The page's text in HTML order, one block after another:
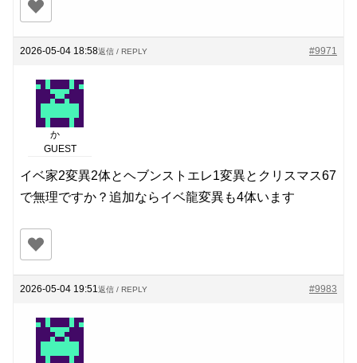
2026-05-04 18:58 #9971
返信 / REPLY
か
GUEST
イベ家2変異2体とヘブンストエレ1変異とクリスマス67
で無理ですか？追加ならイベ龍変異も4体います
2026-05-04 19:51 #9983
返信 / REPLY